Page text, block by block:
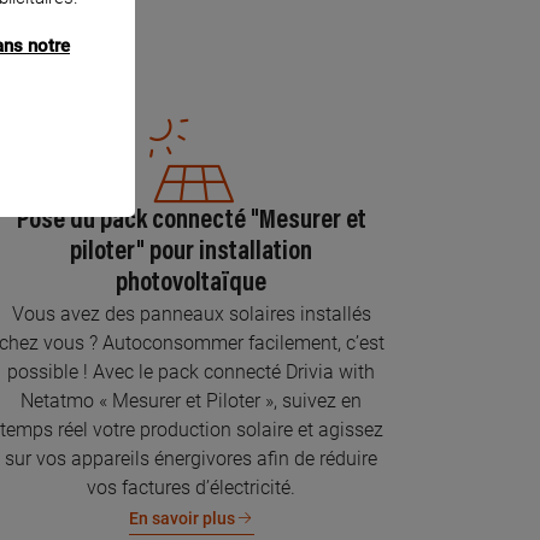
Pose du pack connecté "Mesurer et
piloter" pour installation
photovoltaïque
Vous avez des panneaux solaires installés
chez vous ? Autoconsommer facilement, c’est
possible ! Avec le pack connecté Drivia with
Netatmo « Mesurer et Piloter », suivez en
temps réel votre production solaire et agissez
sur vos appareils énergivores afin de réduire
vos factures d’électricité.
En savoir plus
notre